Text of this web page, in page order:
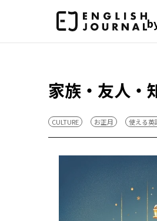
家族・友人・
CULTURE お正月 使える英